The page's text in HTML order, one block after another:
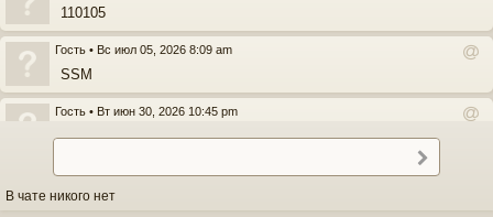
о
л
з
о
и
т
о
л
в
е
и
т
110105
в
е
Гость • Вс июл 05, 2026 8:09 am
SSM
Гость • Вт июн 30, 2026 10:45 pm
Icv
Гость•Вт май 26, 2026 4:56 pm
Икарус модель
т
В чате никого нет